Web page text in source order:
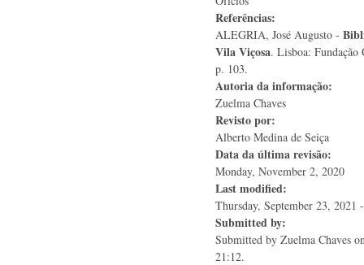
Referências:
ALEGRIA, José Augusto -
Vila Viçosa. Lisboa: Fundação
p. 103.
Autoria da informação:
Zuelma Chaves
Revisto por:
Alberto Medina de Seiça
Data da última revisão:
Monday, November 2, 2020
Last modified:
Thursday, September 23, 2021
Submitted by:
Submitted by Zuelma Chaves
21:12.